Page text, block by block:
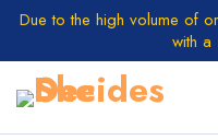
Due to the high volume of
with a